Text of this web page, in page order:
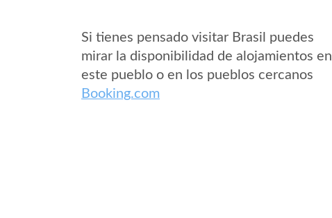
Si tienes pensado visitar Brasil puedes
mirar la disponibilidad de alojamientos en
este pueblo o en los pueblos cercanos
Booking.com